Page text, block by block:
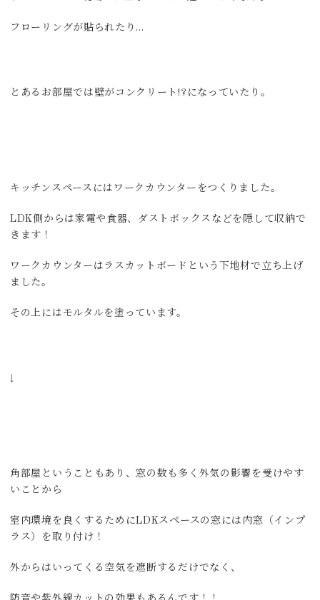
フローリングが貼られたり…
とあるお部屋では壁がコンクリート!?になっていたり。
キッチンスペースにはワークカウンターをつくりました。
LDK側からは家電や食器、ダストボックスなどを隠して収納で
きます！
ワークカウンターはラスカットボードという下地材で立ち上げ
ました。
その上にはモルタルを塗っています。
↓
角部屋ということもあり、窓の数も多く外気の影響を受けやす
いことから
室内環境を良くするためにLDKスペースの窓には内窓（インプ
ラス）を取り付け！
外からはいってくる空気を遮断するだけでなく、